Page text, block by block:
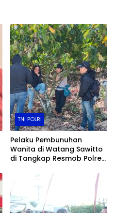
TNI POLRI
Pelaku Pembunuhan
Wanita di Watang Sawitto
di Tangkap Resmob Polres